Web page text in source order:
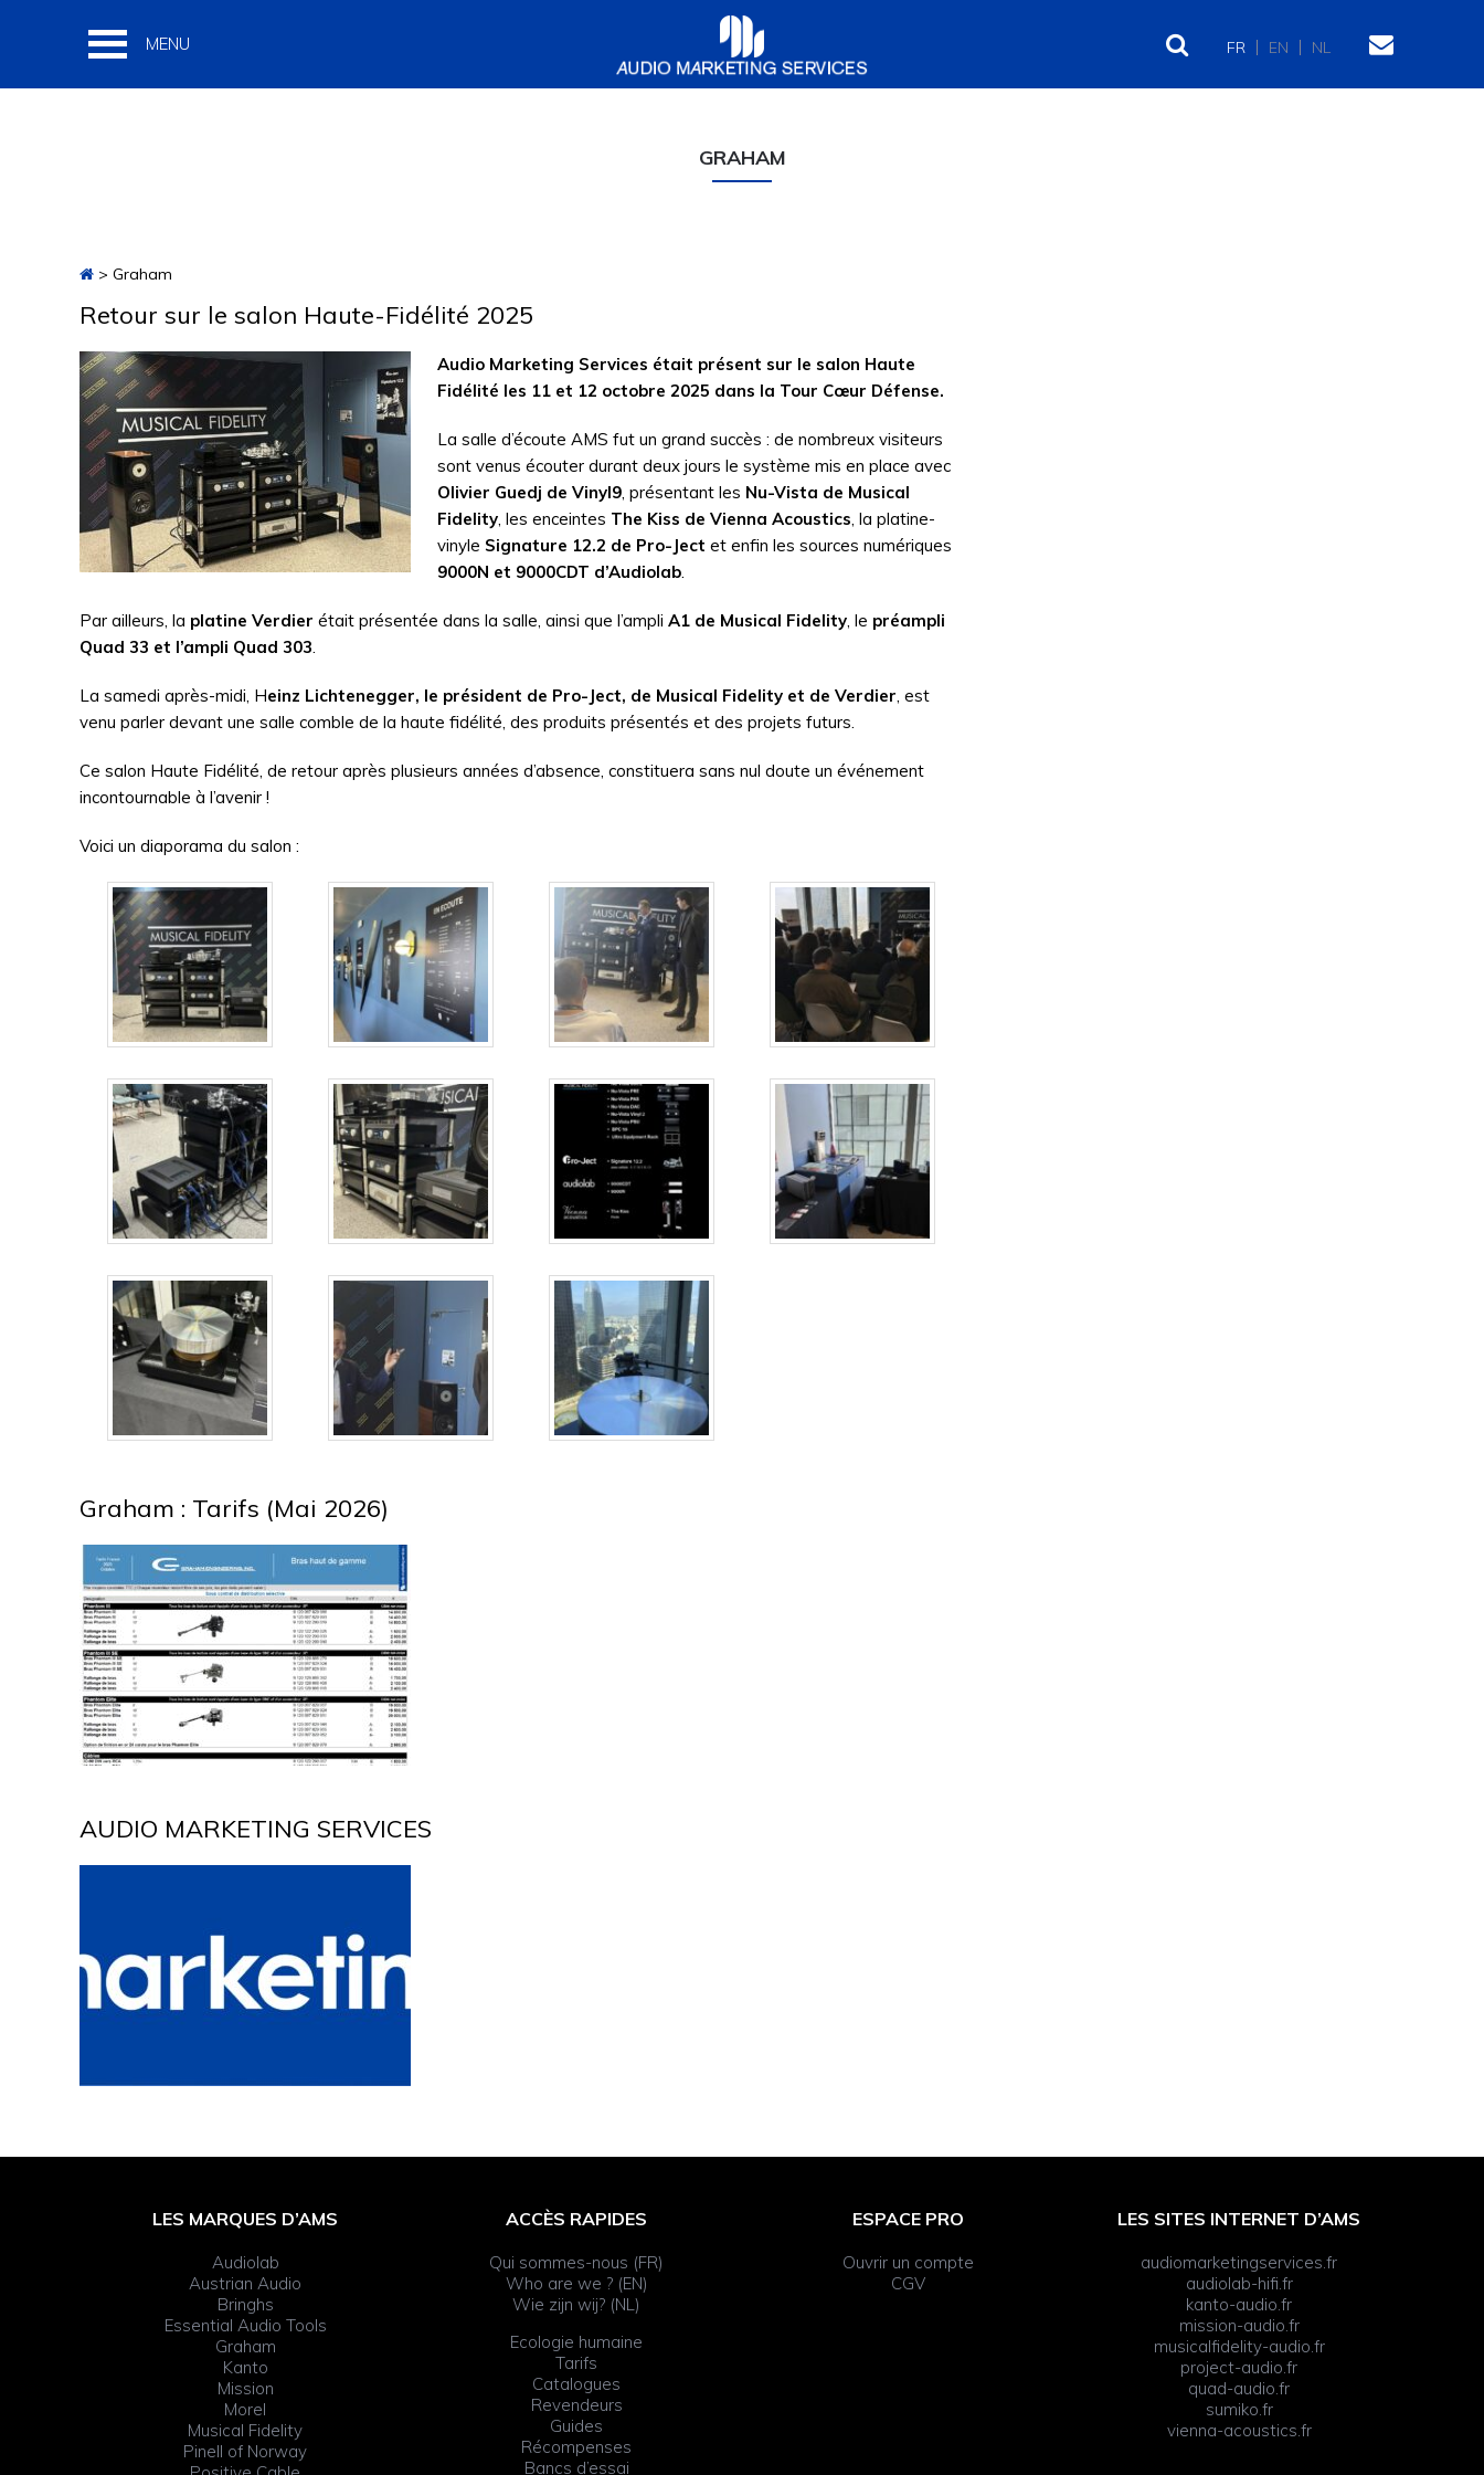
navigation
principal
barre
Audio
Marketing
FR EN NL
GRAHAM
> Graham
Retour sur le salon Haute-Fidélité 2025
Audio Marketing Services était présent sur le salon Haute
Fidélité les 11 et 12 octobre 2025 dans la Tour Cœur Défense.
La salle d’écoute AMS fut un grand succès : de nombreux visiteurs
sont venus écouter durant deux jours le système mis en place avec
Olivier Guedj de Vinyl9, présentant les Nu-Vista de Musical
Fidelity, les enceintes The Kiss de Vienna Acoustics, la platine-
vinyle Signature 12.2 de Pro-Ject et enfin les sources numériques
9000N et 9000CDT d’Audiolab.
Par ailleurs, la platine Verdier était présentée dans la salle, ainsi que l’ampli A1 de Musical Fidelity, le préampli
Quad 33 et l’ampli Quad 303.
La samedi après-midi, Heinz Lichtenegger, le président de Pro-Ject, de Musical Fidelity et de Verdier, est
venu parler devant une salle comble de la haute fidélité, des produits présentés et des projets futurs.
Ce salon Haute Fidélité, de retour après plusieurs années d’absence, constituera sans nul doute un événement
incontournable à l’avenir !
Voici un diaporama du salon :
Graham : Tarifs (Mai 2026)
AUDIO MARKETING SERVICES
FooterLES MARQUES D’AMS
Audiolab
Austrian Audio
Bringhs
Essential Audio Tools
Graham
Kanto
Mission
Morel
Musical Fidelity
Pinell of Norway
ACCÈS RAPIDES
Qui sommes-nous (FR)
Who are we ? (EN)
Wie zijn wij? (NL)
Ecologie humaine
Tarifs
Catalogues
Revendeurs
Guides
Récompenses
Bancs d’essai
ESPACE PRO
Ouvrir un compte
CGV
LES SITES INTERNET D’AMS
audiomarketingservices.fr
audiolab-hifi.fr
kanto-audio.fr
mission-audio.fr
musicalfidelity-audio.fr
project-audio.fr
quad-audio.fr
sumiko.fr
vienna-acoustics.fr